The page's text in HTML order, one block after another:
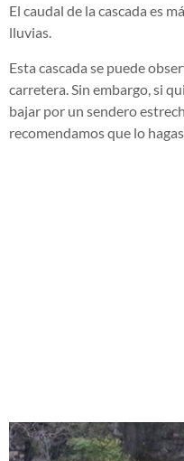
El caudal de la cascada es
lluvias.
Esta cascada se puede
carretera. Sin embargo, si
bajar por un sendero
recomendamos que lo